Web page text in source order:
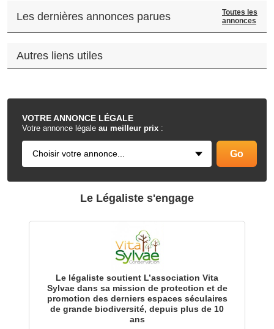
VOTREANNONCE LÉGALE
Votre annonce légale au meilleur prix :
Les dernières annonces parues
Toutes les
annonces
Autres liens utiles
.
Le Légaliste s'engage
Le légaliste soutient L’association Vita
Sylvae dans sa mission de protection et de
promotion des derniers espaces séculaires
de grande biodiversité, depuis plus de 10
ans